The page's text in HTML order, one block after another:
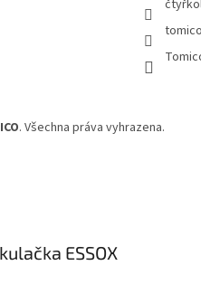
. Všechna práva vyhrazena.
ESSOX